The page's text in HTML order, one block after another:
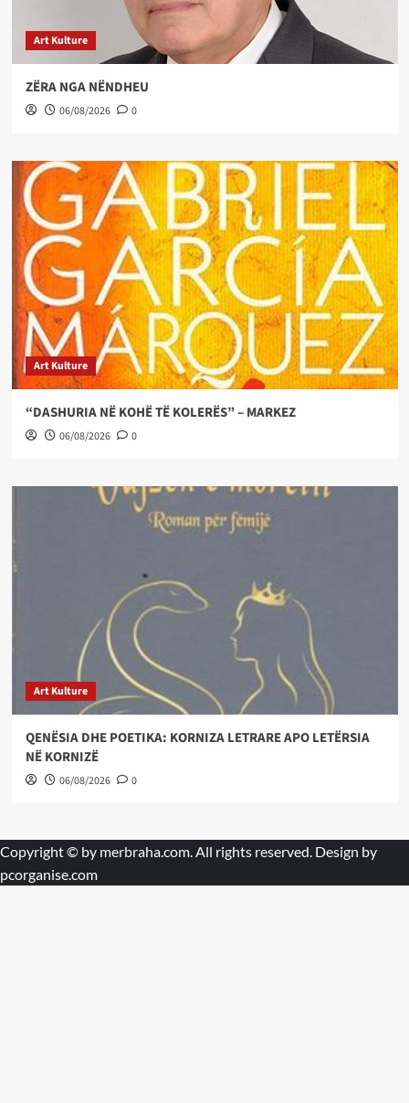
Art Kulture
ZËRA NGA NËNDHEU
06/08/2026 0
Art Kulture
“DASHURIA NË KOHË TË KOLERËS” – MARKEZ
06/08/2026 0
Art Kulture
QENËSIA DHE POETIKA: KORNIZA LETRARE APO LETËRSIA
NË KORNIZË
06/08/2026 0
Copyright © by merbraha.com. All rights reserved. Design by
pcorganise.com